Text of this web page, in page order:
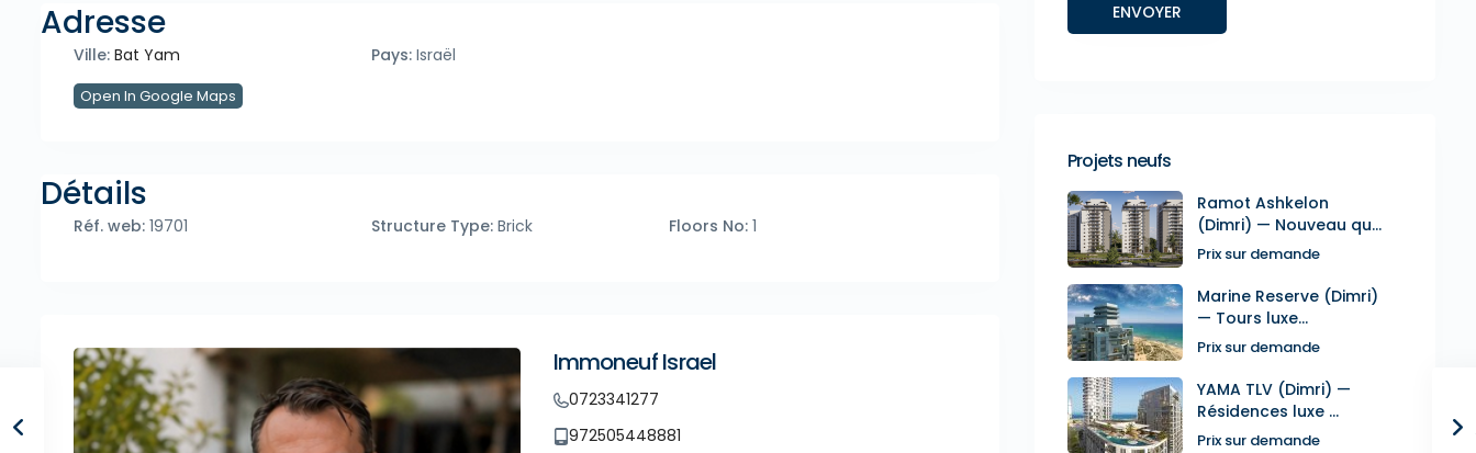
Adresse
Ville: Bat Yam Pays:Israël
Open In Google Maps
Détails
Réf. web: 19701 Structure Type:Brick Floors No:1
Immoneuf Israel
0723341277
972505448881
Projets neufs
Ramot Ashkelon
(Dimri) — Nouveau qu...
Prix sur demande
Marine Reserve (Dimri)
— Tours luxe...
Prix sur demande
YAMA TLV (Dimri) —
Résidences luxe ...
Prix sur demande